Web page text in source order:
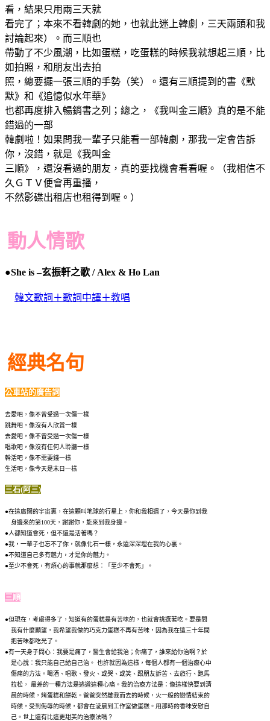
看，結果只用兩三天就
看完了；本來不看韓劇的她，也就此迷上韓劇，三天兩頭和我
討論起來）。而三順也
帶動了不少風潮，比如蛋糕，吃蛋糕的時候我就想起三順，比
如拍照，和朋友出去拍
照，總要擺一張三順的手勢（笑）。還有三順提到的書《默
默》和《追憶似水年華》
也都再度排入暢銷書之列；總之，《我叫金三順》真的是不能
錯過的一部
韓劇啦！如果問我一輩子只能看一部韓劇，那我一定會告訴
你，沒錯，就是《我叫金
三順》，還沒看過的朋友，真的要找機會看看喔。（我相信不
久ＧＴＶ便會再重播，
不然影碟出租店也租得到喔。）
動人情歌
●She is –玄振軒之歌 / Alex & Ho Lan
韓文歌詞＋歌詞中譯＋教唱
經典名句
公車站的廣告詞
去愛吧，像不曾受過一次傷一樣
跳舞吧，像沒有人欣賞一樣
去愛吧，像不曾受過一次傷一樣
唱歌吧，像沒有任何人聆聽一樣
幹活吧，像不需要錢一樣
生活吧，像今天是末日一樣
三石(阿三)
●在這廣闊的宇宙裏，在這顆叫地球的行星上，你和我相遇了，今天是你到我
身邊來的第100天，謝謝你，能來到我身邊。
●人都知道會死，但不還是活著嗎？
●我，一輩子也忘不了你，就像化石一樣，永遠深深埋在我的心裏。
●不知道自己多有魅力，才是你的魅力。
●至少不會死，有煩心的事就那麼想：「至少不會死」。
三順
●但現在，考慮得多了，知道有的蛋糕是有苦味的，也就會挑選著吃。要是問
我有什麼願望，我希望我做的巧克力蛋糕不再有苦味，因為我在這三十年間
把苦味都吃光了。
●有一天身子問心：我要是痛了，醫生會給我治；你痛了，誰來給你治啊？於
是心說：我只能自己給自己治。 也許就因為這樣，每個人都有一個治療心中
傷痛的方法。喝酒、唱歌、發火、或哭、或笑、跟朋友訴苦、去旅行、跑馬
拉松， 最差的一種方法是逃避這種心痛。我的治療方法是：像這樣快要到清
晨的時候，烤蛋糕和餅乾。爸爸突然離我而去的時候，火一般的戀情結束的
時候，受到侮辱的時候，都會在淩晨到工作室做蛋糕。用那時的香味安慰自
己。世上還有比這更甜美的治療法嗎？